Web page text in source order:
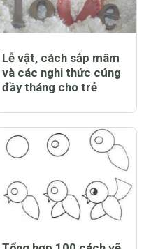
Lễ vật, cách sắp mâm
và các nghi thức cúng
đầy tháng cho trẻ